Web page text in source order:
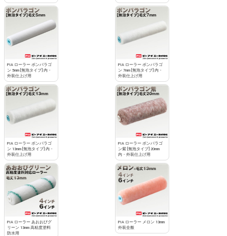
PIA ローラー ボンパラゴ
ン 5mm [無泡タイプ] 内・
外装仕上げ用
PIA ローラー ボンパラゴ
ン 7mm [無泡タイプ] 内・
外装仕上げ用
PIA ローラー ボンパラゴ
ン 13mm [無泡タイプ] 内・
外装仕上げ用
PIA ローラー ボンパラゴ
ン紫 [無泡タイプ] 20mm
内・外装仕上げ用
PIA ローラー あおおびグ
リーン 13mm 高粘度塗料
防水用
PIA ローラー メロン 13mm
外装全般